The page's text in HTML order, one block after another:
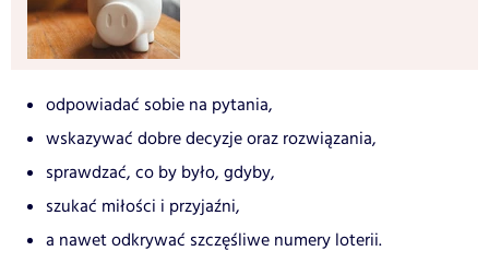
odpowiadać sobie na pytania,
wskazywać dobre decyzje oraz rozwiązania,
sprawdzać, co by było, gdyby,
szukać miłości i przyjaźni,
a nawet odkrywać szczęśliwe numery loterii.